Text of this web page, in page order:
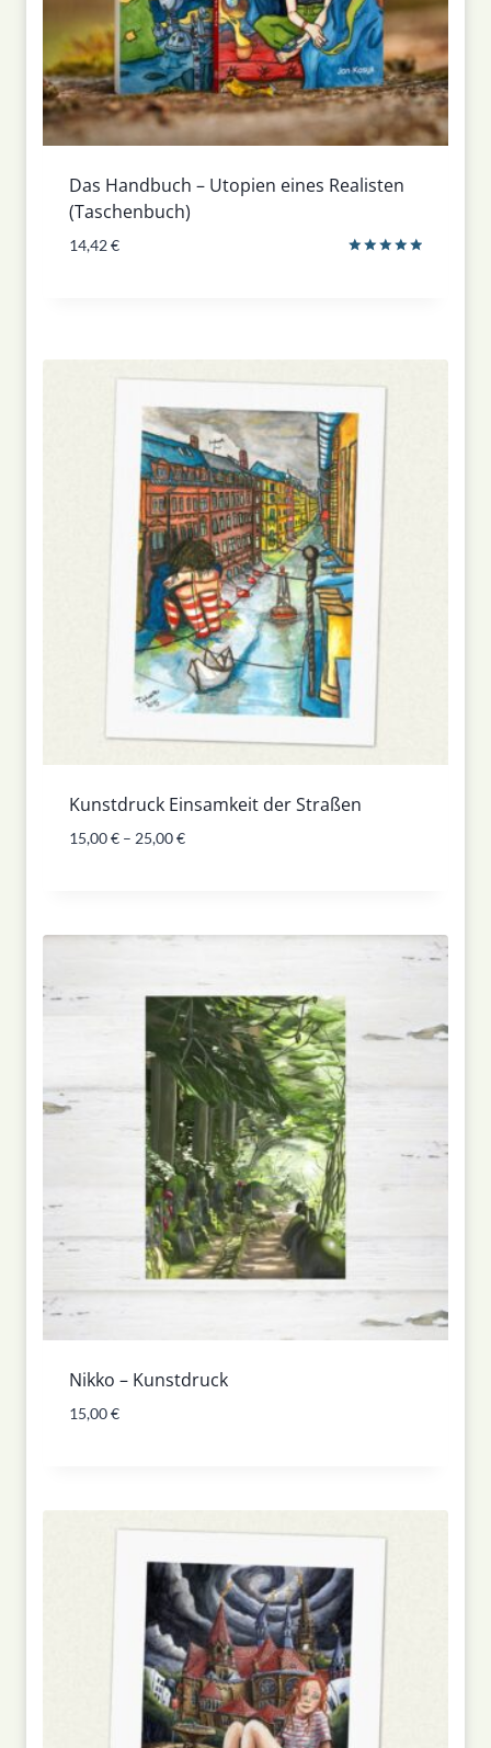
Das Handbuch – Utopien eines Realisten
(Taschenbuch)
14,42€
Kunstdruck Einsamkeit der Straßen
15,00€ – 25,00€
Nikko – Kunstdruck
15,00€